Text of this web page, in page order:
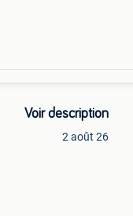
Voir description
2 août 26